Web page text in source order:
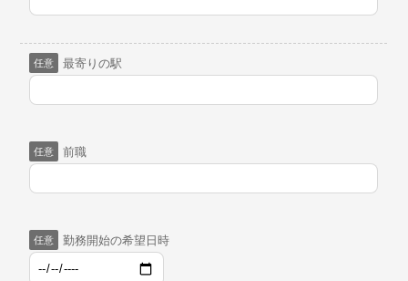
任意 最寄りの駅
任意 前職
任意 勤務開始の希望日時